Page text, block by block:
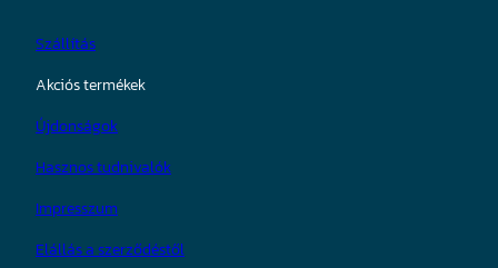
Szállítás
Akciós termékek
Újdonságok
Hasznos tudnivalók
Impresszum
Elállás a szerződéstől